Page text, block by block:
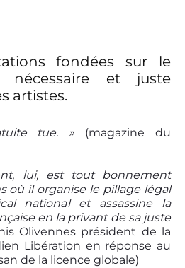
fondées sur le
nécessaire et juste
artistes.
tue. » (magazine du
lui, est tout bonnement
où il organise le pillage légal
national et assassine la
en la privant de sa juste
Olivennes président de la
Libération en réponse au
de la licence globale)